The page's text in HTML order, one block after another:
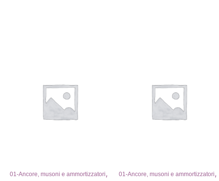
01-Ancore, musoni e ammortizzatori, 01-Ancore, musoni e ammortizzatori,